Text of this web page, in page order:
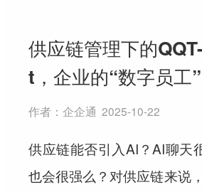
供应链管理下的
t，企业的“数字员工”
作者：企企通 2025-10-22
供应链能否引入AI？AI聊天
也会很强么？对供应链来说